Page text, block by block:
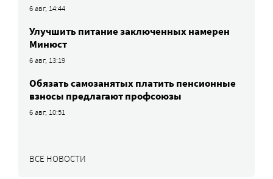
6 авг, 14:44
Улучшить питание заключенных намерен
Минюст
6 авг, 13:19
Обязать самозанятых платить пенсионные
взносы предлагают профсоюзы
6 авг, 10:51
ВСЕ НОВОСТИ